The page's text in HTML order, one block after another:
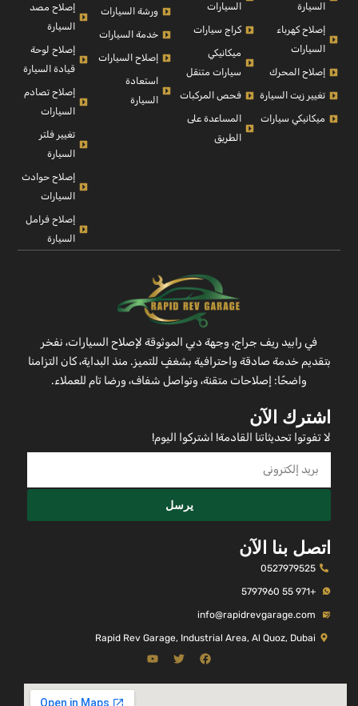
السيارة
إصلاح كهرباء
السيارات
إصلاح المحرك
تغيير زيت السيارة
ميكانيكي سيارات
السيارات
كراج سيارات
ميكانيكي
سيارات متنقل
فحص المركبات
المساعدة على
الطريق
ورشة السيارات
خدمة السيارات
إصلاح السيارات
استعادة
السيارة
إصلاح مصد
السيارة
إصلاح لوحة
قيادة السيارة
إصلاح تصادم
السيارات
تغيير فلتر
السيارة
إصلاح حوادث
السيارات
إصلاح فرامل
السيارة
في رابيد ريف جراج، وجهة دبي الموثوقة لإصلاح السيارات، نفخر
بتقديم خدمة صادقة واحترافية بشغفٍ للتميز. منذ البداية، كان التزامنا
واضحًا: إصلاحات متقنة، وتواصل شفاف، ورضا تام للعملاء.
اشترك الآن
لا تفوتوا تحديثاتنا القادمة! اشتركوا اليوم!
يرسل
اتصل بنا الآن
0527979525
+971 55 5797960
info@rapidrevgarage.com
Rapid Rev Garage, Industrial Area, Al Quoz, Dubai